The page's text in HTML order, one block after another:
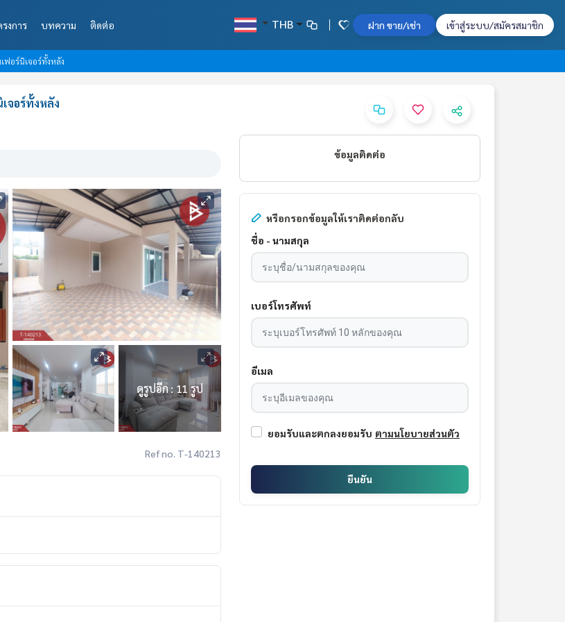
รงการ บทความ ติดต่อ THB ฝาก ขาย/เช่า เข้าสู่ระบบ/สมัครสมาชิก
ฟอร์นิเจอร์ทั้งหลัง
จอร์ทั้งหลัง
ดูรูปอีก : 11 รูป
Ref no. T-140213
ข้อมูลติดต่อ
หรือกรอกข้อมูลให้เราติดต่อกลับ
ชื่อ - นามสกุล
เบอร์โทรศัพท์
อีเมล
ยอมรับและตกลงยอมรับ ตามนโยบายส่วนตัว
ยืนยัน